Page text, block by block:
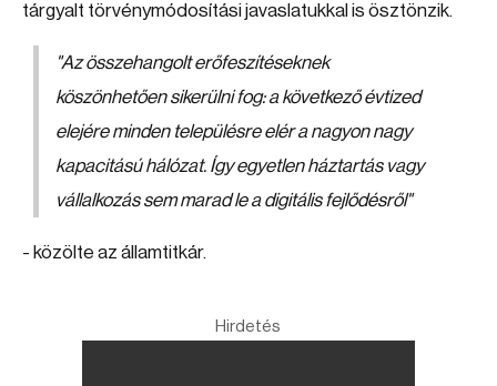
tárgyalt törvénymódosítási javaslatukkal is ösztönzik.
"Az összehangolt erőfeszítéseknek
köszönhetően sikerülni fog: a következő évtized
elejére minden településre elér a nagyon nagy
kapacitású hálózat. Így egyetlen háztartás vagy
vállalkozás sem marad le a digitális fejlődésről"
- közölte az államtitkár.
Hirdetés